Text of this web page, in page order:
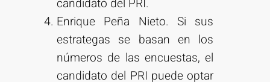
candidato del PRI.
Enrique Peña Nieto. Si sus
estrategas se basan en los
números de las encuestas, el
candidato del PRI puede optar